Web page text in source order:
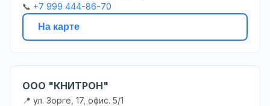
📞 +7 999 444-86-70
На карте
ООО "КНИТРОН"
📍 ул. Зорге, 17, офис. 5/1